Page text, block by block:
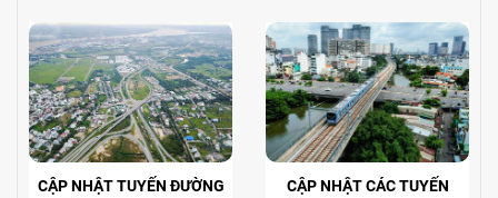
CẬP NHẬT TUYẾN ĐƯỜNG
CẬP NHẬT CÁC TUYẾN